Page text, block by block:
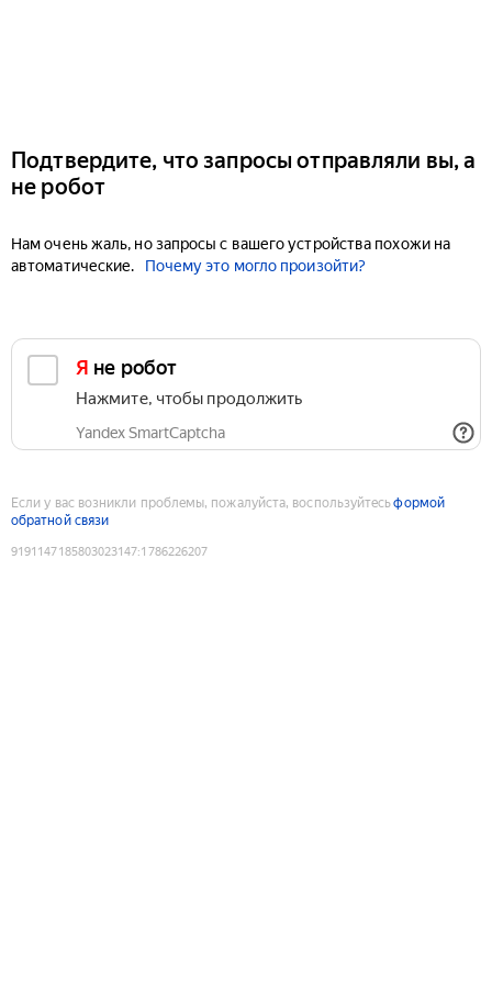
Подтвердите, что запросы отправляли вы, а
не робот
Нам очень жаль, но запросы с вашего устройства похожи на
автоматические.
Почему это могло произойти?
Я не робот
Нажмите, чтобы продолжить
Yandex SmartCaptcha
Если у вас возникли проблемы, пожалуйста, воспользуйтесьформой
обратной связи
9191147185803023147:1786226207